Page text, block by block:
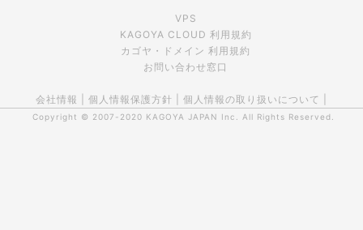
VPS
KAGOYA CLOUD 利用規約
カゴヤ・ドメイン 利用規約
お問い合わせ窓口
会社情報 個人情報保護方針 個人情報の取り扱いについて
Copyright © 2007-2020 KAGOYA JAPAN Inc. All Rights Reserved.